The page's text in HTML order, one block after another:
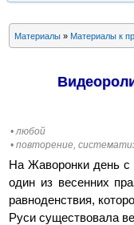
Материалы» Материалы к
• любой
• повторение,
На Жаворонки день с
один из весенних
равноденствия,
Руси существовала